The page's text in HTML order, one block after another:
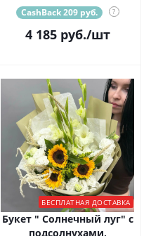
CashBack 209 руб. ?
4 185руб./шт
БЕСПЛАТНАЯ ДОСТАВКА
Букет " Солнечный луг" с
подсолнухами,